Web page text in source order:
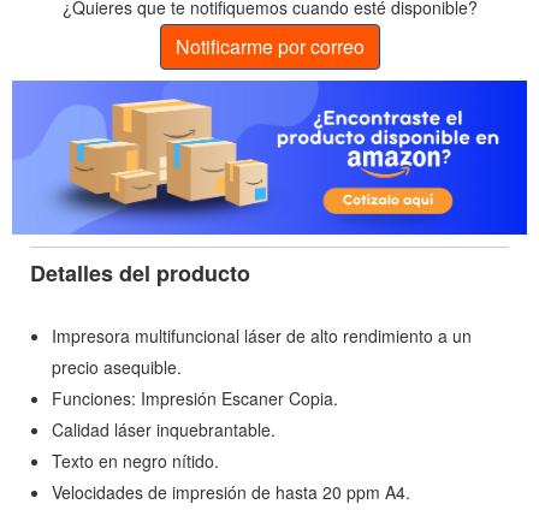
¿Quieres que te notifiquemos cuando esté disponible?
Notificarme por correo
Detalles del producto
Impresora multifuncional láser de alto rendimiento a un
precio asequible.
Funciones: Impresión Escaner Copia.
Calidad láser inquebrantable.
Texto en negro nítido.
Velocidades de impresión de hasta 20 ppm A4.